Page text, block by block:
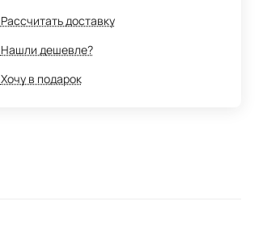
Рассчитать доставку
Нашли дешевле?
Хочу в подарок